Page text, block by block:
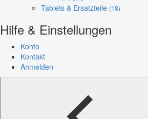
Tablets & Ersatzteile (18)
Hilfe & Einstellungen
Konto
Kontakt
Anmelden